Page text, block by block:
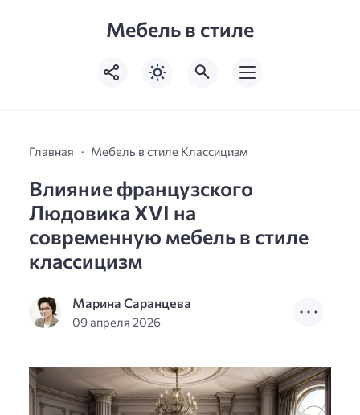
Мебель в стиле
Главная Мебель в стиле Классицизм
Влияние французского
Людовика XVI на
современную мебель в стиле
классицизм
Марина Саранцева
09 апреля 2026